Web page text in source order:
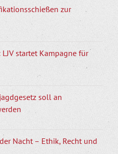
zur
startet Kampagne für
soll an
Nacht – Ethik, Recht und